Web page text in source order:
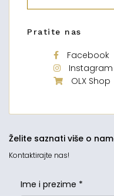
Pratite nas
Facebook
Instagram
OLX Shop
Želite saznati više o
Kontaktirajte nas!
Ime i prezime *